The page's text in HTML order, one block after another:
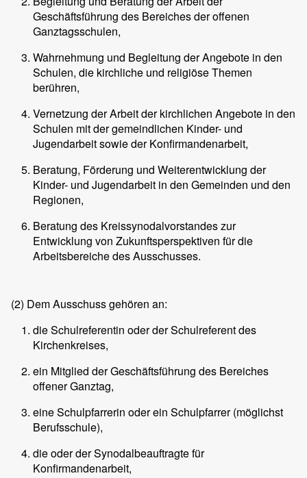
Geschäftsführung des Bereiches der offenen
Ganztagsschulen,
Wahrnehmung und Begleitung der Angebote in den
Schulen, die kirchliche und religiöse Themen
berühren,
Vernetzung der Arbeit der kirchlichen Angebote in den
Schulen mit der gemeindlichen Kinder- und
Jugendarbeit sowie der Konfirmandenarbeit,
Beratung, Förderung und Weiterentwicklung der
Kinder- und Jugendarbeit in den Gemeinden und den
Regionen,
Beratung des Kreissynodalvorstandes zur
Entwicklung von Zukunftsperspektiven für die
Arbeitsbereiche des Ausschusses.
(2) Dem Ausschuss gehören an:
die Schulreferentin oder der Schulreferent des
Kirchenkreises,
ein Mitglied der Geschäftsführung des Bereiches
offener Ganztag,
eine Schulpfarrerin oder ein Schulpfarrer (möglichst
Berufsschule),
die oder der Synodalbeauftragte für
Konfirmandenarbeit,